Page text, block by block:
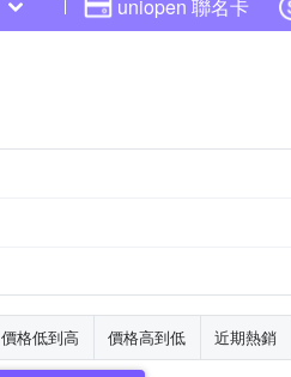
uniopen 聯名卡
價格低到高 價格高到低 近期熱銷